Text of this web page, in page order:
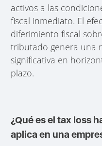
activos a las
fiscal inmediato. El
diferimiento fiscal
tributado genera una
significativa en
plazo.
¿Qué es el tax loss
aplica en una